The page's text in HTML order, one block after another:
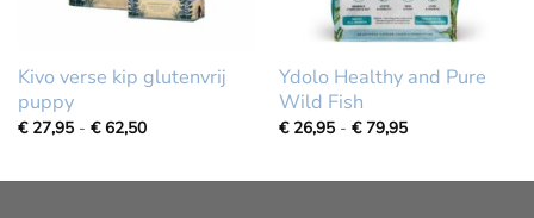
Kivo verse kip glutenvrij
puppy
€ 27,95 - €62,50Prijsklasse:
€
Ydolo Healthy and Pure
Wild Fish
€ 26,95 - € 79,95Prijsklasse:
€